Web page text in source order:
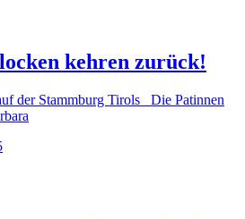
kehren zurück!
der Stammburg Tirols Die Patinnen